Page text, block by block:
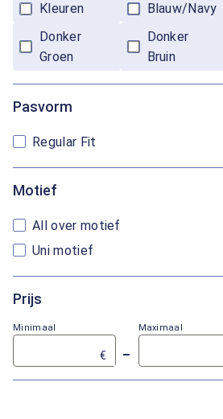
Kleuren
Blauw/Navy
Donker
Groen
Donker
Bruin
Pasvorm
Regular Fit
Motief
All over motief
Uni motief
Prijs
Minimaal
€ –
Maximaal